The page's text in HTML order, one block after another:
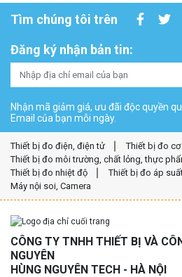
Tìm chúng tôi trên
Đăng ký nhận bản tin:
Nhận mã giảm giá, ưu đãi độc quyền
Email của bạn mỗi ngày.
Thiết bị đo điện, điện tử
Thiết bị đo
Thiết bị đo môi trường, chất lỏng, thực
Thiết bị đo nhiệt độ
Thiết bị đo áp
Máy nội soi, Camera
CÔNG TY TNHH THIẾT BỊ VÀ
NGUYÊN
HÙNG NGUYÊN TECH - HÀ NỘI